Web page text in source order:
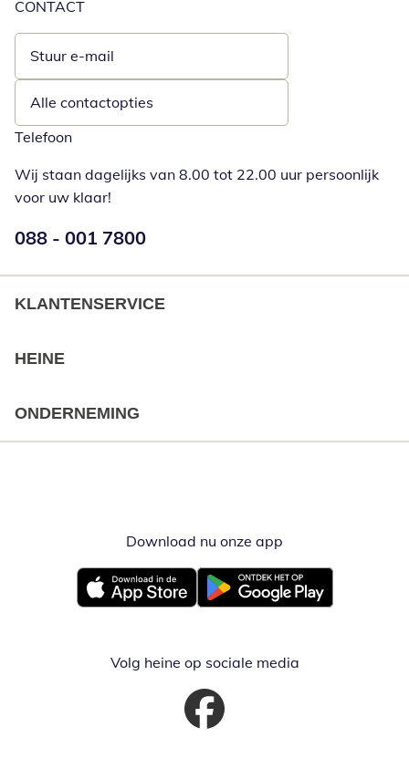
CONTACT
Stuur e-mail
Opent e-mailclient
Alle contactopties
Telefoon
Wij staan dagelijks van 8.00 tot 22.00 uur persoonlijk
voor uw klaar!
Telefoonnummer:
088 - 001 7800
KLANTENSERVICE
HEINE
ONDERNEMING
Download nu onze app
Opent in nieuw vensterOpent in nieuw venster
Volg heine op sociale media
Opent in nieuw venster